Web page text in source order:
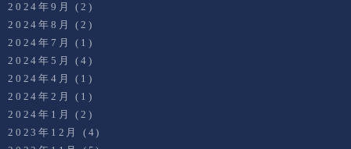
2024年9月
(2)
2024年8月
(2)
2024年7月
(1)
2024年5月
(4)
2024年4月
(1)
2024年2月
(1)
2024年1月
(2)
2023年12月
(4)